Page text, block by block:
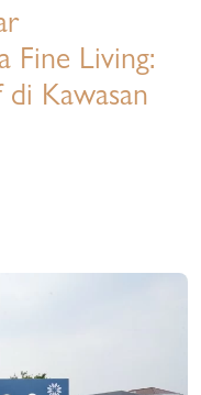
Fine Living:
Kawasan